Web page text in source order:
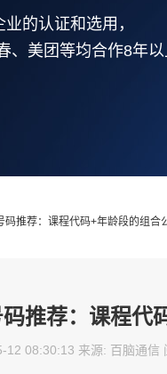
的认证和选用，
美团等均合作8年以
码推荐：课程代码+年龄段的组合
推荐：课程代
12 08:30:13 来源: 百脑通信